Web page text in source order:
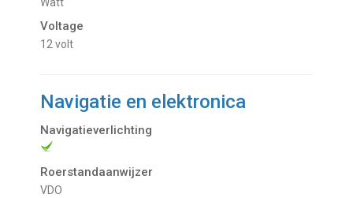
Voltage
12 volt
Navigatie en elektronica
Navigatieverlichting
Roerstandaanwijzer
VDO